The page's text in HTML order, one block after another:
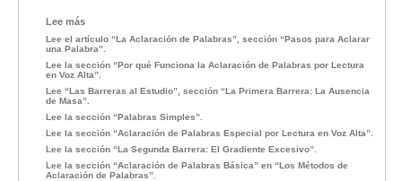
Lee más
Lee el artículo “La Aclaración de Palabras”, sección “Pasos para Aclarar
una Palabra”.
Lee la sección “Por qué Funciona la Aclaración de Palabras por Lectura
en Voz Alta”.
Lee “Las Barreras al Estudio”, sección “La Primera Barrera: La Ausencia
de Masa”.
Lee la sección “Palabras Simples”.
Lee la sección “Aclaración de Palabras Especial por Lectura en Voz Alta”.
Lee la sección “La Segunda Barrera: El Gradiente Excesivo”.
Lee la sección “Aclaración de Palabras Básica” en “Los Métodos de
Aclaración de Palabras”.